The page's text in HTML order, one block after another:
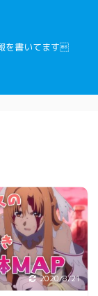
を書いてます
2020/8/21